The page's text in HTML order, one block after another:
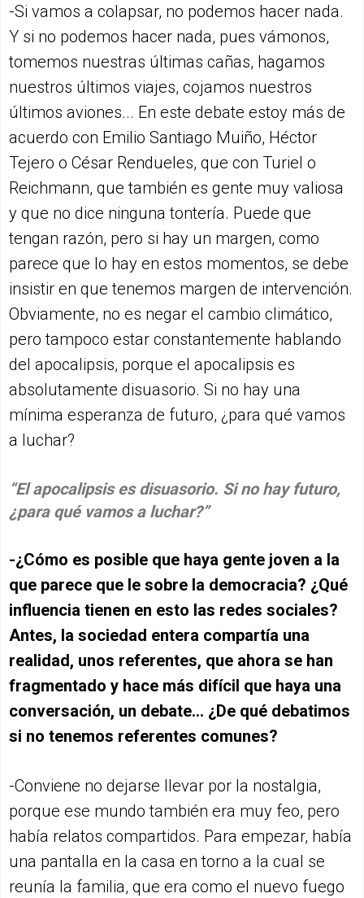
-Si vamos a colapsar, no podemos hacer nada.
Y si no podemos hacer nada, pues vámonos,
tomemos nuestras últimas cañas, hagamos
nuestros últimos viajes, cojamos nuestros
últimos aviones... En este debate estoy más de
acuerdo con Emilio Santiago Muiño, Héctor
Tejero o César Rendueles, que con Turiel o
Reichmann, que también es gente muy valiosa
y que no dice ninguna tontería. Puede que
tengan razón, pero si hay un margen, como
parece que lo hay en estos momentos, se debe
insistir en que tenemos margen de intervención.
Obviamente, no es negar el cambio climático,
pero tampoco estar constantemente hablando
del apocalipsis, porque el apocalipsis es
absolutamente disuasorio. Si no hay una
mínima esperanza de futuro, ¿para qué vamos
a luchar?
“El apocalipsis es disuasorio. Si no hay futuro,
¿para qué vamos a luchar?”
-¿Cómo es posible que haya gente joven a la
que parece que le sobre la democracia? ¿Qué
influencia tienen en esto las redes sociales?
Antes, la sociedad entera compartía una
realidad, unos referentes, que ahora se han
fragmentado y hace más difícil que haya una
conversación, un debate... ¿De qué debatimos
si no tenemos referentes comunes?
-Conviene no dejarse llevar por la nostalgia,
porque ese mundo también era muy feo, pero
había relatos compartidos. Para empezar, había
una pantalla en la casa en torno a la cual se
reunía la familia, que era como el nuevo fuego